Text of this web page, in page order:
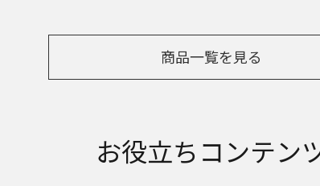
商品一覧を見る
お役立ちコンテン